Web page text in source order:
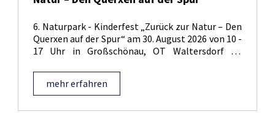
6. Naturpark - Kinderfest „Zurück zur Natur – Den
Querxen auf der Spur“ am 30. August 2026 von 10 -
17 Uhr in Großschönau, OT Waltersdorf im
mehr erfahren